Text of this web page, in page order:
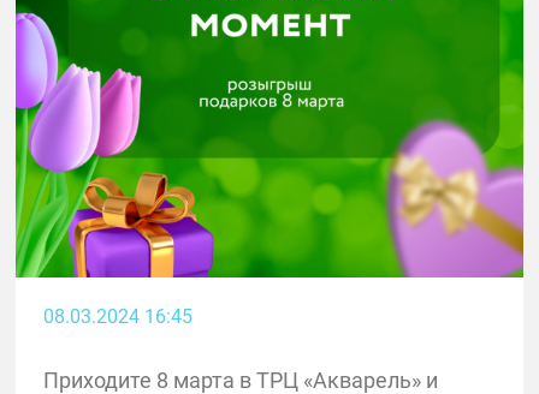
08.03.2024 16:45
Приходите 8 марта в ТРЦ «Акварель» и